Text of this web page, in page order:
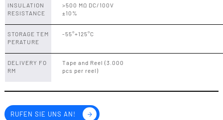
INSULATION
RESISTANCE
>500 MΩ DC/100V
±10%
STORAGE TEM
PERATURE
-55°+125°C
DELIVERY FO
RM
Tape and Reel (3.000
pcs per reel)
RUFEN SIE UNS AN!